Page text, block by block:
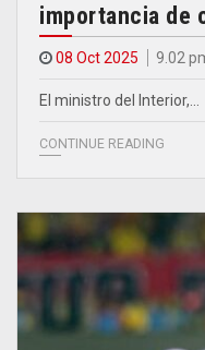
importancia de
08 Oct 2025 9.02
El ministro del Interior,…
CONTINUE READING